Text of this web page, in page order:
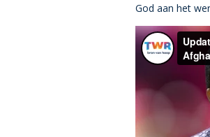
God aan het